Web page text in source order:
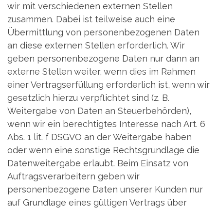
wir mit verschiedenen externen Stellen
zusammen. Dabei ist teilweise auch eine
Übermittlung von personenbezogenen Daten
an diese externen Stellen erforderlich. Wir
geben personenbezogene Daten nur dann an
externe Stellen weiter, wenn dies im Rahmen
einer Vertragserfüllung erforderlich ist, wenn wir
gesetzlich hierzu verpflichtet sind (z. B.
Weitergabe von Daten an Steuerbehörden),
wenn wir ein berechtigtes Interesse nach Art. 6
Abs. 1 lit. f DSGVO an der Weitergabe haben
oder wenn eine sonstige Rechtsgrundlage die
Datenweitergabe erlaubt. Beim Einsatz von
Auftragsverarbeitern geben wir
personenbezogene Daten unserer Kunden nur
auf Grundlage eines gültigen Vertrags über